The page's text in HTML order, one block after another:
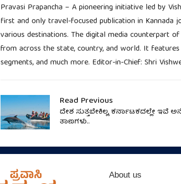
Pravasi Prapancha – A pioneering initiative led by
first and only travel-focused publication in Kannada
various destinations. The digital media counterpart
from across the state, country, and world. It
segments, and much more. Editor-in-Chief: Shri
Read Previous
ದೇಶ ಸುತ್ತಬೇಕಿಲ್ಲ, ಕರ್ನಾಟಕದಲ್ಲೇ ಇವೆ
ತಾಣಗಳು..
About us